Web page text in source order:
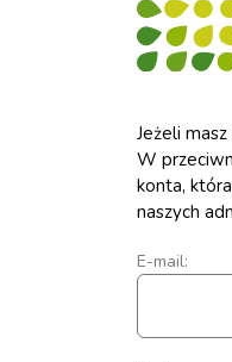
Jeżeli
W
konta,
naszych
E-mail: